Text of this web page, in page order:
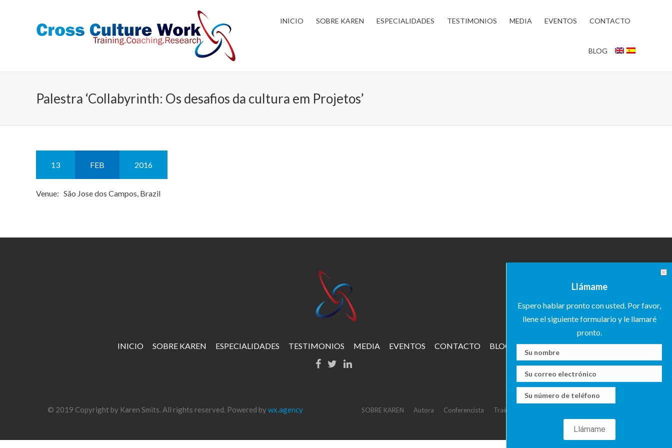
INICIO SOBRE KAREN ESPECIALIDADES TESTIMONIOS MEDIA EVENTOS CONTACTO
BLOG
Palestra ‘Collabyrinth: Os desafios da cultura em Projetos’
13 FEB 2016
Venue: São Jose dos Campos, Brazil
INICIO SOBRE KAREN ESPECIALIDADES TESTIMONIOS MEDIA EVENTOS CONTACTO BLOG
© 2019 Copyright by Karen Smits. All rights reserved. Powered bywx.agency SOBRE KAREN Autora Conferencista Trainer
Llámame
Espero hablar pronto con usted. Por favor,
llene el siguiente formulario y le llamaré
pronto.